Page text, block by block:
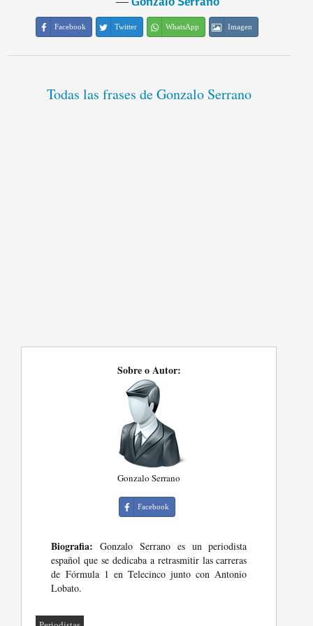
Facebook Twitter WhatsApp Imagen
Todas las frases de Gonzalo Serrano
Sobre o Autor:
Gonzalo Serrano
Facebook
Biografia: Gonzalo Serrano es un periodista
español que se dedicaba a retrasmitir las carreras
de Fórmula 1 en Telecinco junto con Antonio
Lobato.